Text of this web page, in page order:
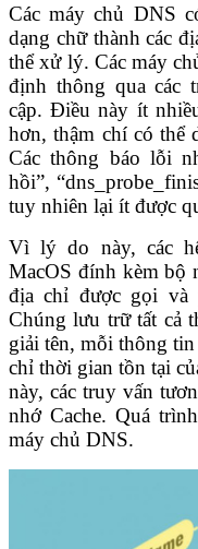
Các máy chủ DNS
dạng chữ thành các
thể xử lý. Các máy
định thông qua các
cập. Điều này ít
hơn, thậm chí có thể
Các thông báo lỗi
hồi”,
tuy nhiên lại ít được
Vì lý do này, các
MacOS đính kèm bộ
địa chỉ được gọi và
Chúng lưu trữ tất cả
giải tên, mỗi thông
chỉ thời gian tồn tại
này, các truy vấn
nhớ Cache. Quá
máy chủ DNS.